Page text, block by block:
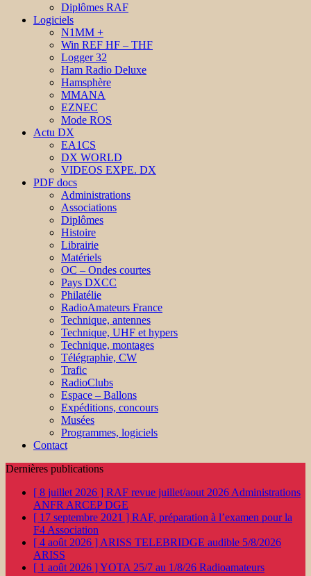
Diplômes RAF
Logiciels
N1MM +
Win REF HF – THF
Logger 32
Ham Radio Deluxe
Hamsphère
MMANA
EZNEC
Mode ROS
Actu DX
EA1CS
DX WORLD
VIDEOS EXPE. DX
PDF docs
Administrations
Associations
Diplômes
Histoire
Librairie
Matériels
OC – Ondes courtes
Pays DXCC
Philatélie
RadioAmateurs France
Technique, antennes
Technique, UHF et hypers
Technique, montages
Télégraphie, CW
Trafic
RadioClubs
Espace – Ballons
Expéditions, concours
Musées
Programmes, logiciels
Contact
Dernières publications
[ 8 juillet 2026 ] RAF revue juillet/aout 2026 Administrations
ANFR ARCEP DGE
[ 17 septembre 2021 ] RAF, préparation à l’examen pour la
F4 Association
[ 4 août 2026 ] ARISS TELEBRIDGE audible 5/8/2026
ARISS
[ 1 août 2026 ]YOTA 25/7 au 1/8/26 Radioamateurs